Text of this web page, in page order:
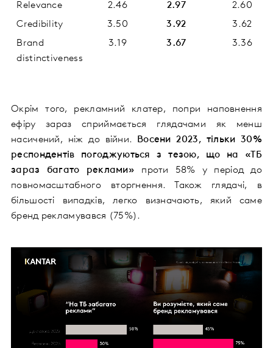
Relevance 2.46 2.97
2.60
Credibility
3.50 3.92
3.62
Brand
distinctiveness
3.19 3.67 3.36
Окрім того, рекламний клатер, попри наповнення
ефіру зараз сприймається глядачами як менш
насичений, ніж до війни.
Восени 2023, тільки 30%
респондентів погоджуються з тезою, що на «ТБ
зараз багато реклами» проти 58% у період до
повномасштабного вторгнення. Також глядачі, в
більшості випадків, легко визначають, який саме
бренд рекламувався (75%).